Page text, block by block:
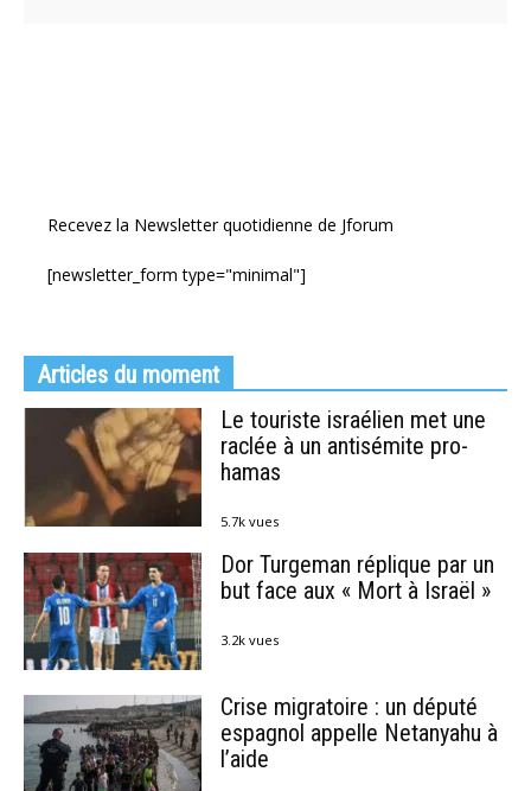
Recevez la Newsletter quotidienne de Jforum
[newsletter_form type="minimal"]
Articles du moment
Le touriste israélien met une
raclée à un antisémite pro-
hamas
5.7k vues
Dor Turgeman réplique par un
but face aux « Mort à Israël »
3.2k vues
Crise migratoire : un député
espagnol appelle Netanyahu à
l’aide